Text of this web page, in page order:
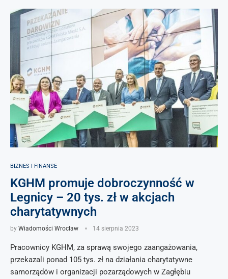
BIZNES I FINANSE
KGHM promuje dobroczynność w
Legnicy – 20 tys. zł w akcjach
charytatywnych
by Wiadomości Wrocław 14 sierpnia 2023
Pracownicy KGHM, za sprawą swojego zaangażowania,
przekazali ponad 105 tys. zł na działania charytatywne
samorządów i organizacji pozarządowych w Zagłębiu